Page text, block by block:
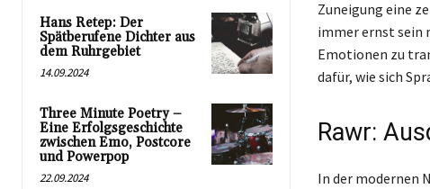
Hans Retep: Der
Spätberufene Dichter aus
dem Ruhrgebiet
14.09.2024
Three Minute Poetry –
Eine Erfolgsgeschichte
zwischen Emo, Postcore
und Powerpop
22.09.2024
Zuneigung eine
immer ernst sein
Emotionen zu
dafür, wie sich
Rawr:
In der modernen